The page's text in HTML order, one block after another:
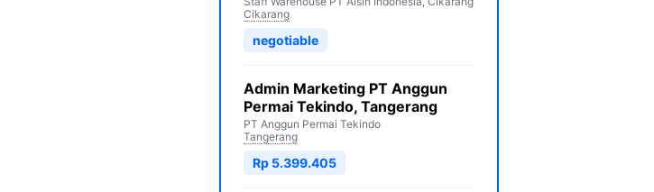
Cikarang
negotiable
Admin Marketing PT Anggun
Permai Tekindo, Tangerang
PT Anggun Permai Tekindo
Tangerang
Rp 5.399.405